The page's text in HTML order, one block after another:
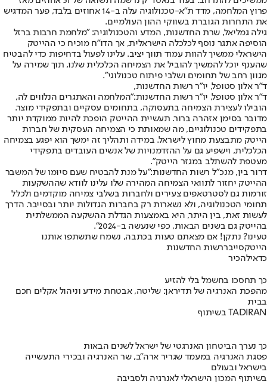
פרוץ המלחמה, מדד ת"א-טכנולוגיה עלה ב-14 אחוזים בלבד, פער המדגיש
את התחרות הגוברת בשווקי ההון העולמיים.
גילה גמליאל, שרת החדשנות, המדע והטכנולוגיה: "מלחמת חרבות ברזל
הוסיפה אתגר נוסף לכלכלה הישראלית, אך הדו"ח מוכיח כי ההייטק
הישראלי ממשיך להוות עמוד תווך יציב. עלינו לפעול בדחיפות כדי להבטיח
שהענף יוכל להמשיך להוביל את הצמיחה הכלכלית שלנו, תוך שמירה על
מגוון רחב של תחומים ושלבי פיתוח טכנולוגי".
ד"ר אלון סטופל, יו"ר רשות החדשנות,
ד"ר אלון סטופל, יו"ר רשות החדשנות:"המלחמה והאתגרים הנלווים לה,
הובילו לעצירת הצמיחה בתעסוקה, בתחומים עסקיים ובתפקידי מוצר.
מדובר בסימן אזהרה ברור. תעשיית ההייטק הופכת להיות ממוקדת יותר
בתפקידים טכנולוגיים, מה שמאותת כי הצמיחה העסקית של חברות
הייטק מתבצעת מחוץ לישראל. במידה ותהליך זה ימשך הוא יפגע בצמיחה
הכלכלית, וישפיע גם על ההזדמנויות של אנשים העובדים בתפקידי
מעטפת להשתלב במגזר הייטק".
דרור בין, מנכ"ל רשות החדשנות:"על מנת להבטיח שעם סיומו של המשבר
ההייטק יחזור לתוואי הצמיחה המהירה שלו עלינו לוודא שההשקעות
זורמות גם לסטרטאפים צעירים ולחברות בשלבי צמיחה מוקדמים ולכלל
תחומי הטכנולוגיה, ולא נשארות רק בחברות הגדולות יותר ובסייבר. הדרך
לעשות זאת, בין היתר, היא באמצעות הגדלת ההשקעה הממשלתית
בהייטק גם בשנים הבאות, כפי שנעשה ב-2024".
טעינו? נתקן! אם מצאתם טעות בכתבה, נשמח שתשתפו אותנו
הייטקסייבררשות החדשנות
כדאילהכיר
כך תחסכו בחשמל בלי להזיע
מהפכת האנרגיה של תדיראן: שליטה, אבטחת מידע וניהול אקלים חכם
בבית
בשיתוף TADIRAN
כך נערך הביטחון האנרגטי של ישראל לשנים הבאות
פסגת האנרגיה במעמד שגריר ארה"ב, שר האנרגיה ובכירי התעשייה
בישראל ובעולם
בשיתוף המכון הישראלי לאנרגיה ולסביבה